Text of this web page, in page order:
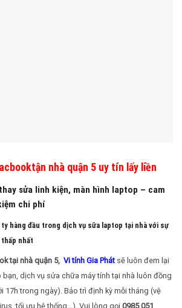
nhà quận 5 uy tín lấy liền
sửa linh kiện, màn hình laptop – cam
chi phí
hàng đầu trong dịch vụ sữa laptop tại nhà với sự
thấp nhất
tại nhà quận 5, Vi tính Gia Phát sẽ luôn đem lại
dịch vụ sửa chữa máy tính tại nhà luôn đồng
17h trong ngày). Bảo trì định kỳ mỗi tháng (vệ
tối ưu hệ thống…). Vui lòng gọi 0985 051